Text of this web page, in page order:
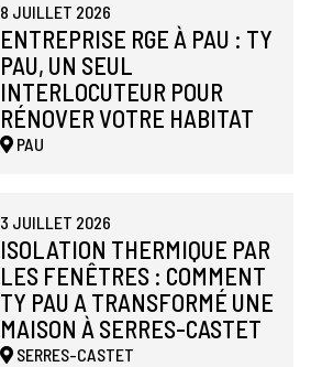
8 JUILLET 2026
ENTREPRISE RGE À PAU : TY
PAU, UN SEUL
INTERLOCUTEUR POUR
RÉNOVER VOTRE HABITAT
PAU
3 JUILLET 2026
ISOLATION THERMIQUE PAR
LES FENÊTRES : COMMENT
TY PAU A TRANSFORMÉ UNE
MAISON À SERRES-CASTET
SERRES-CASTET